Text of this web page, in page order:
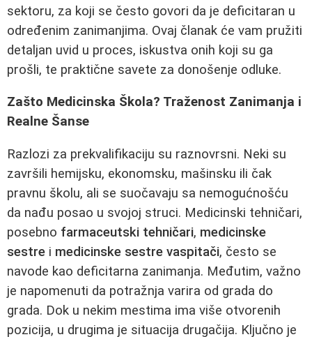
sektoru, za koji se često govori da je deficitaran u
određenim zanimanjima. Ovaj članak će vam pružiti
detaljan uvid u proces, iskustva onih koji su ga
prošli, te praktične savete za donošenje odluke.
Zašto Medicinska Škola? Traženost Zanimanja i
Realne Šanse
Razlozi za prekvalifikaciju su raznovrsni. Neki su
završili hemijsku, ekonomsku, mašinsku ili čak
pravnu školu, ali se suočavaju sa nemogućnošću
da nađu posao u svojoj struci. Medicinski tehničari,
posebno farmaceutski tehničari, medicinske
sestre i medicinske sestre vaspitači, često se
navode kao deficitarna zanimanja. Međutim, važno
je napomenuti da potražnja varira od grada do
grada. Dok u nekim mestima ima više otvorenih
pozicija, u drugima je situacija drugačija. Ključno je